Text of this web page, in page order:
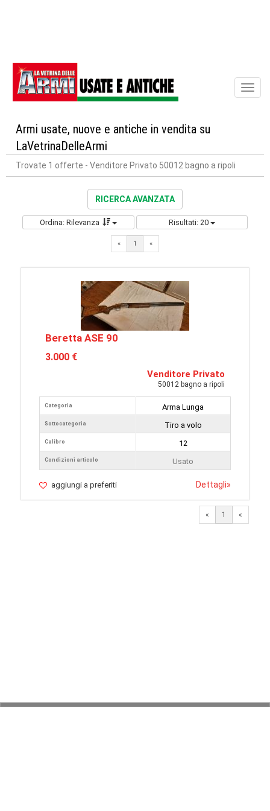
Armi usate, nuove e antiche in vendita su
LaVetrinaDelleArmi
Trovate 1 offerte - Venditore Privato 50012 bagno a ripoli
RICERCA AVANZATA
Ordina: Rilevanza Risultati: 20
« 1 «
Beretta ASE 90
3.000 €
Venditore Privato
50012 bagno a ripoli
Categoria
Sottocategoria
Calibro
Condizioni articolo
Arma Lunga
Tiro a volo
12
Usato
aggiungi a preferiti Dettagli»
« 1 «